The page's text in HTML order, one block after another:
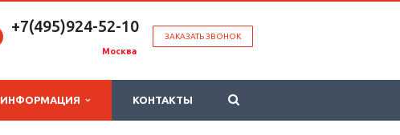
ЗАКАЗАТЬ ЗВОНОК
+7(495)924-52-10
Москва
ИНФОРМАЦИЯ КОНТАКТЫ